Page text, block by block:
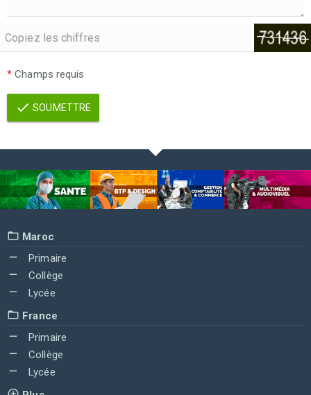
* Champs requis
SOUMETTRE
Maroc
Primaire
Collège
Lycée
France
Primaire
Collège
Lycée